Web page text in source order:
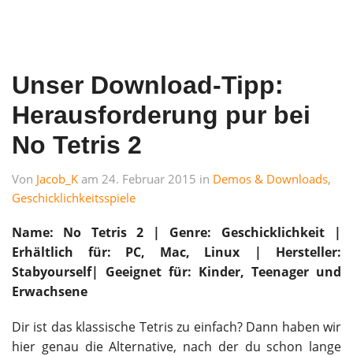
Unser Download-Tipp:
Herausforderung pur bei
No Tetris 2
Von Jacob_K am 24. Februar 2015 in Demos & Downloads,
Geschicklichkeitsspiele
Name: No Tetris 2 | Genre: Geschicklichkeit |
Erhältlich für: PC, Mac, Linux | Hersteller:
Stabyourself| Geeignet für: Kinder, Teenager und
Erwachsene
Dir ist das klassische Tetris zu einfach? Dann haben wir
hier genau die Alternative, nach der du schon lange